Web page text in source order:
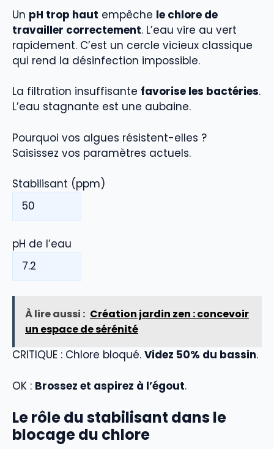
Un pH trop haut empêche le chlore de
travailler correctement. L’eau vire au vert
rapidement. C’est un cercle vicieux classique
qui rend la désinfection impossible.
La filtration insuffisante favorise les bactéries.
L’eau stagnante est une aubaine.
Pourquoi vos algues résistent-elles ?
Saisissez vos paramètres actuels.
Stabilisant (ppm)
pH de l’eau
À lire aussi : Création jardin zen : concevoir
un espace de sérénité
CRITIQUE : Chlore bloqué. Videz 50% du bassin.
OK : Brossez et aspirez à l’égout.
Le rôle du stabilisant dans le
blocage du chlore